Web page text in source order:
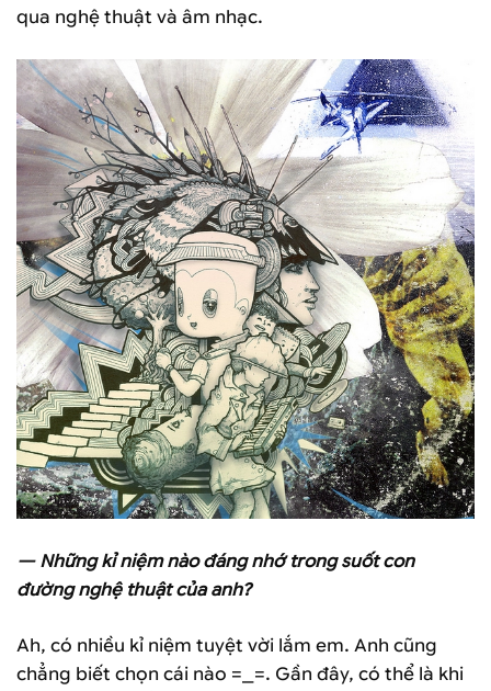
qua nghệ thuật và âm nhạc.
— Những kỉ niệm nào đáng nhớ trong suốt con
đường nghệ thuật của anh?
Ah, có nhiều kỉ niệm tuyệt vời lắm em. Anh cũng
chẳng biết chọn cái nào =_=. Gần đây, có thể là khi